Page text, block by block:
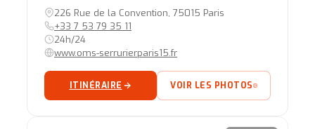
226 Rue de la Convention, 75015 Paris
+33 7 53 79 35 11
24h/24
www.oms-serrurierparis15.fr
ITINÉRAIRE VOIR LES PHOTOS